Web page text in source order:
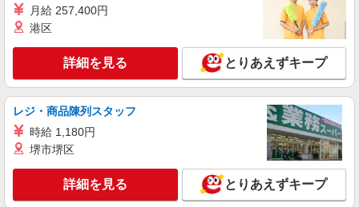
■ソフトバンク販売契約社員【立川市エリア】
キープ 詳細を見る
ソフトバンクららぽーと立川立飛店
ソフトバンクショップの携帯販売スタッフ
月給 230,100円 〜 234,100円 固定残業代:
21,500円 〜 21,500円（13時間相当） ＊時間外労
働の有無に関わらず、相当時間分の時間外手当と
して21,500円を支給 （相当時間：大学院・大学卒
■ソフトバンクららぽーと立川立飛店 東京都
立川市 泉町 935‐1 ららぽーと立川立飛3階
月給 257,400円
港区
詳細を見る とりあえずキープ
レジ・商品陳列スタッフ
時給 1,180円
堺市堺区
詳細を見る とりあえずキープ